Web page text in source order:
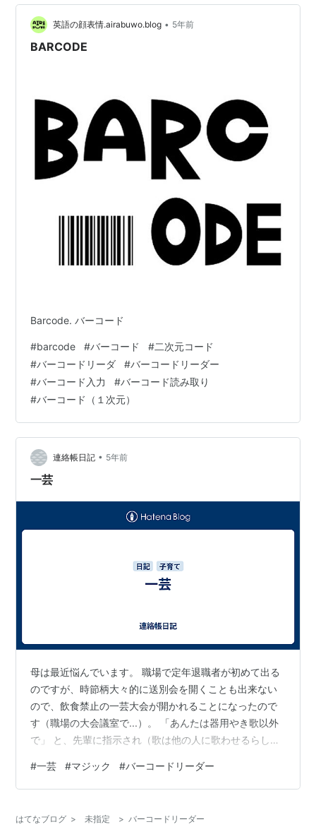
くらなのか？…
英語の顔表情.airabuwo.blog • 5年前
BARCODE
Barcode. バーコード
#barcode #バーコード #二次元コード
#バーコードリーダ #バーコードリーダー
#バーコード入力 #バーコード読み取り
#バーコード（１次元）
連絡帳日記 • 5年前
一芸
母は最近悩んでいます。 職場で定年退職者が初めて出る
のですが、時節柄大々的に送別会を開くことも出来ない
ので、飲食禁止の一芸大会が開かれることになったので
す（職場の大会議室で...）。 「あんたは器用やき歌以外
で」 と、先輩に指示され（歌は他の人に歌わせるらし
た。が、よくよく考えてみると、人様にお見せできる芸
を何一つ持ち合わせてないことに気づき愕然としたので
しいのですが、なるほどこういう時に活きるのだな、と
#一芸 #マジック #バーコードリーダー
はてなブログ > 未指定 > バーコードリーダー